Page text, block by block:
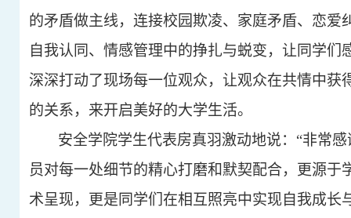
的矛盾做主线，连接校园欺凌、家庭矛盾、恋
自我认同、情感管理中的挣扎与蜕变，让同学
深深打动了现场每一位观众，让观众在共情中获
的关系，来开启美好的大学生活。
安全学院学生代表房真羽激动地说： “非常感
员对每一处细节的精心打磨和默契配合，更源于
术呈现，更是同学们在相互照亮中实现自我成长